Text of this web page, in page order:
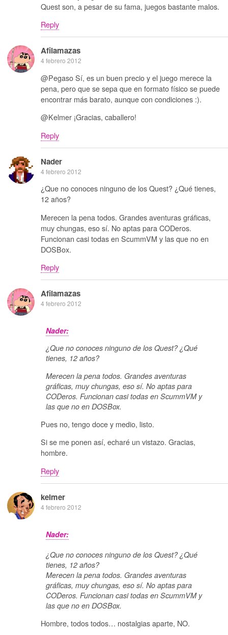
Quest son, a pesar de su fama, juegos bastante malos.
Reply
Afilamazas
4 febrero 2012
@Pegaso Sí, es un buen precio y el juego merece la
pena, pero que se sepa que en formato físico se puede
encontrar más barato, aunque con condiciones :).
@Kelmer ¡Gracias, caballero!
Reply
Nader
4 febrero 2012
¿Que no conoces ninguno de los Quest? ¿Qué tienes,
12 años?
Merecen la pena todos. Grandes aventuras gráficas,
muy chungas, eso sí. No aptas para CODeros.
Funcionan casi todas en ScummVM y las que no en
DOSBox.
Reply
Afilamazas
4 febrero 2012
Nader:
¿Que no conoces ninguno de los Quest? ¿Qué
tienes, 12 años?
Merecen la pena todos. Grandes aventuras
gráficas, muy chungas, eso sí. No aptas para
CODeros. Funcionan casi todas en ScummVM y
las que no en DOSBox.
Pues no, tengo doce y medio, listo.
Si se me ponen así, echaré un vistazo. Gracias,
hombre.
Reply
kelmer
4 febrero 2012
Nader:
¿Que no conoces ninguno de los Quest? ¿Qué
tienes, 12 años?
Merecen la pena todos. Grandes aventuras
gráficas, muy chungas, eso sí. No aptas para
CODeros. Funcionan casi todas en ScummVM y
las que no en DOSBox.
Hombre, todos todos… nostalgias aparte, NO.